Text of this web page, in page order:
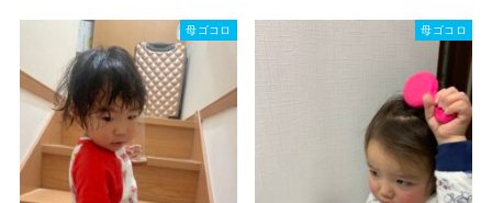
母ゴコロ 母ゴコロ